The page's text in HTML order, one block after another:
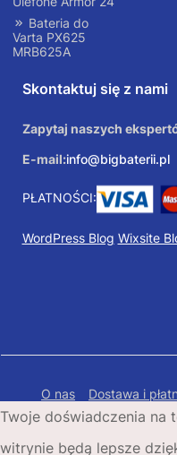
Bateria do
Varta PX625
MRB625A
Skontaktuj się z nami
Zapytaj naszych
E-mail:info@bigbaterii.pl
PŁATNOŚCI:
WordPress Blog Wixsite
O nas Dostawa i
Polityka
Copyright © 2026
Twoje doświadczenia na
witrynie będą lepsze